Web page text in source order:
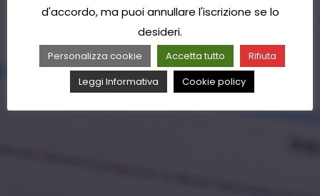
d'accordo, ma puoi annullare l'iscrizione se lo
desideri.
Personalizza cookie Accetta tutto
Rifiuta
Leggi Informativa
Cookie policy